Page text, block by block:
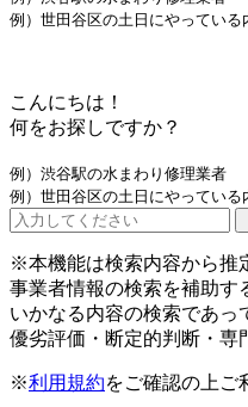
例）世田谷区の土日にやっている
こんにちは！
何をお探しですか？
例）渋谷駅の水まわり修理業者
例）世田谷区の土日にやっている
※本機能は検索内容から推
事業者情報の検索を補助す
いかなる内容の検索であっ
優劣評価・断定的判断・専
※利用規約をご確認の上ご